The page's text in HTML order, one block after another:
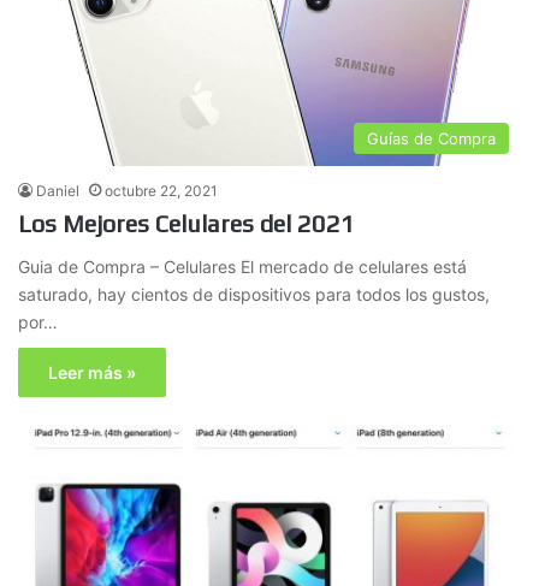
Guías de Compra
Daniel octubre 22, 2021
Los Mejores Celulares del 2021
Guia de Compra – Celulares El mercado de celulares está
saturado, hay cientos de dispositivos para todos los gustos,
por…
Leer más »